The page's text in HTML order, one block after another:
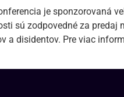
je sponzorovaná
sú zodpovedné za
disidentov. Pre viac